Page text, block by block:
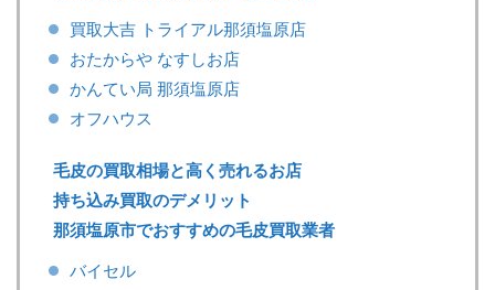
買取大吉 トライアル那須塩原店
おたからや なすしお店
かんてい局 那須塩原店
オフハウス
毛皮の買取相場と高く売れるお店
持ち込み買取のデメリット
那須塩原市でおすすめの毛皮買取業者
バイセル